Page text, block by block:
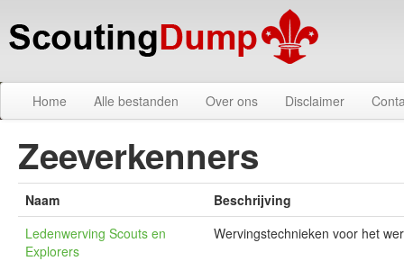
Home Alle bestanden Over ons Disclaimer
Zeeverkenners
Naam
Beschrijving
Ledenwerving Scouts en
Explorers
Wervingstechnieken voor het